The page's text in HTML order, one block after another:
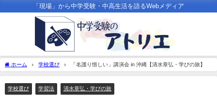
「現場」から中学受験・中高生活を語るWebメディア
ホーム 学校選び 「名護り惜しい」講演会 in 沖縄【清水章弘・学びの旅】
学校選び 学習法 清水章弘・学びの旅